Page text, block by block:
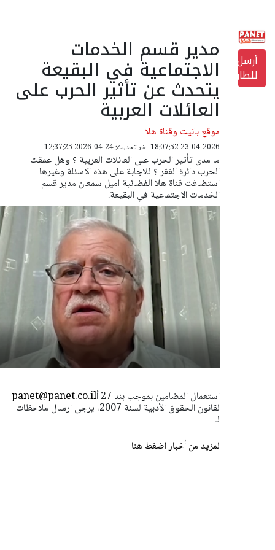
أرسل
للطابعة
مدير قسم الخدمات
الاجتماعية في البقيعة
يتحدث عن تأثير الحرب على
العائلات العربية
موقع بانيت وقناة هلا
23-04-2026 18:07:52 اخر تحديث: 24-04-2026 12:37:25
ما مدى تأثير الحرب على العائلات العربية ؟ وهل عمقت
الحرب دائرة الفقر ؟ للاجابة على هذه الاسئلة وغيرها
استضافت قناة هلا الفضائية اميل سمعان مدير قسم
الخدمات الاجتماعية في البقيعة.
panet@panet.co.ilاستعمال المضامين بموجب بند 27 أ
لقانون الحقوق الأدبية لسنة 2007، يرجى ارسال ملاحظات
لـ
لمزيد من أخبار اضغط هنا